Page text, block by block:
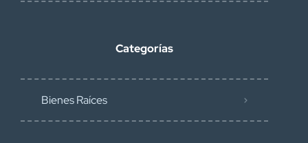
Categorías
Bienes Raíces